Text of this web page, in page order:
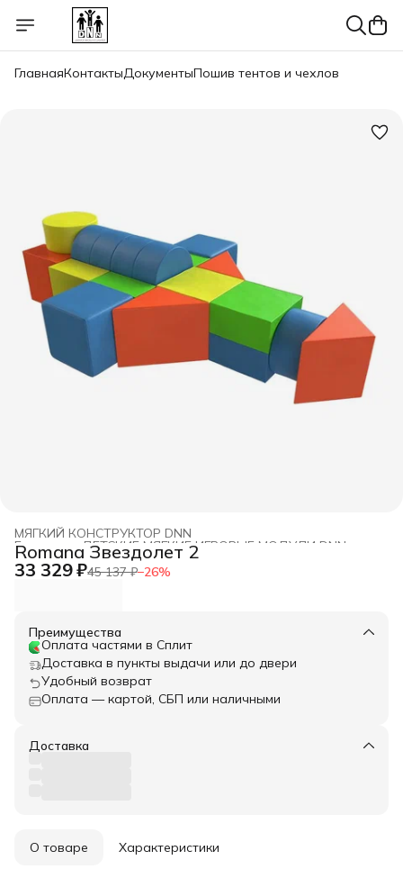
ГлавнаяКонтактыДокументыПошив тентов и чехлов
МЯГКИЙ КОНСТРУКТОР DNN
ДЕТСКИЕ МЯГКИЕ ИГРОВЫЕ МОДУЛИ DNN
Главная ›
Romana Звездолет 2
33 329 ₽45 137 ₽−26%
Преимущества
Оплата частями в Сплит
Доставка в пункты выдачи или до двери
Удобный возврат
Оплата — картой, СБП или наличными
Доставка
О товаре Характеристики